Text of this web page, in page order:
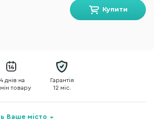
Купити
днів на
товару
Гарантія
12 міс.
Ваше місто